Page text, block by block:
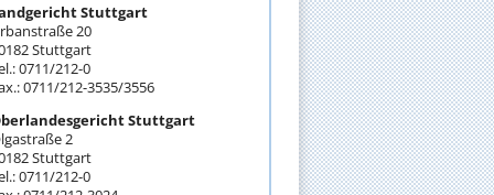
Stuttgart
20
Stuttgart
0711/212-0
0711/212-3535/3556
Stuttgart
2
Stuttgart
0711/212-0